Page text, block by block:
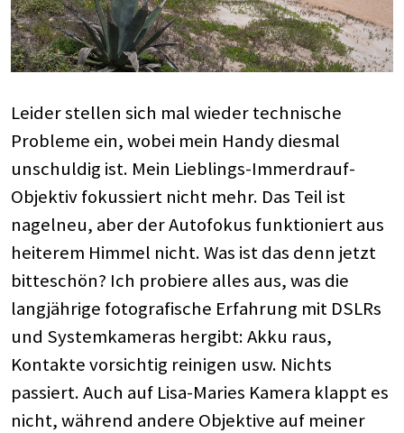
Leider stellen sich mal wieder technische
Probleme ein, wobei mein Handy diesmal
unschuldig ist. Mein Lieblings-Immerdrauf-
Objektiv fokussiert nicht mehr. Das Teil ist
nagelneu, aber der Autofokus funktioniert aus
heiterem Himmel nicht. Was ist das denn jetzt
bitteschön? Ich probiere alles aus, was die
langjährige fotografische Erfahrung mit DSLRs
und Systemkameras hergibt: Akku raus,
Kontakte vorsichtig reinigen usw. Nichts
passiert. Auch auf Lisa-Maries Kamera klappt es
nicht, während andere Objektive auf meiner